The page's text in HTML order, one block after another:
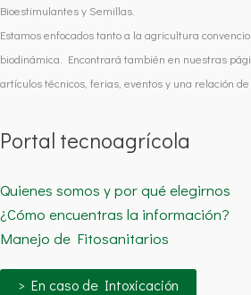
Bioestimulantes y Semillas.
Estamos enfocados tanto a la agricultura
biodinámica. Encontrará también en nuestras
artículos técnicos, ferias, eventos y una relación
Portal tecnoagrícola
Quienes somos y por qué elegirnos
¿Cómo encuentras la información?
Manejo de Fitosanitarios
> En caso de Intoxicación